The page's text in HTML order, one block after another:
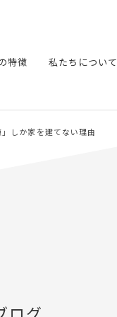
特徴 私たちについて
しか家を建てない理由